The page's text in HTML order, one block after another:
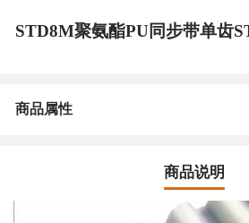
STD8M聚氨酯PU同步带单齿
商品属性
商品说明